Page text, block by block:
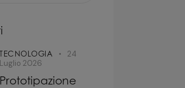
TECNOLOGIA
24
Luglio 2026
Prototipazione